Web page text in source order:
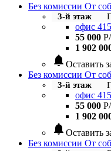
Без комиссии От
3-й этаж
офис
55 000
1 902
notifications Оставить
Без комиссии От
3-й этаж
офис
55 000
1 902
notifications Оставить
Без комиссии От